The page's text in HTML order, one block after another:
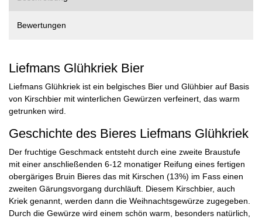
Bewertungen
Liefmans Glühkriek Bier
Liefmans Glühkriek ist ein belgisches Bier und Glühbier auf Basis
von Kirschbier mit winterlichen Gewürzen verfeinert, das warm
getrunken wird.
Geschichte des Bieres Liefmans Glühkriek
Der fruchtige Geschmack entsteht durch eine zweite Braustufe
mit einer anschließenden 6-12 monatiger Reifung eines fertigen
obergäriges Bruin Bieres das mit Kirschen (13%) im Fass einen
zweiten Gärungsvorgang durchläuft. Diesem Kirschbier, auch
Kriek genannt, werden dann die Weihnachtsgewürze zugegeben.
Durch die Gewürze wird einem schön warm, besonders natürlich,